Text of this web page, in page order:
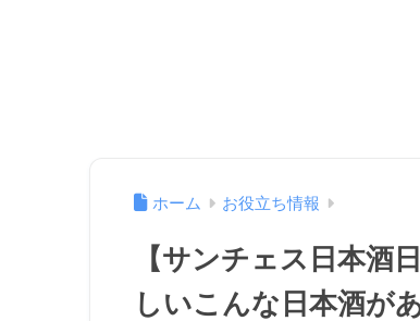
ホーム お役立ち情報
【サンチェス日本酒
しいこんな日本酒が